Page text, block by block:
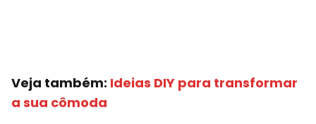
Veja também: Ideias DIY para transformar
a sua cômoda